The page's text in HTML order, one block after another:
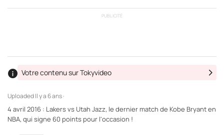
PUBLICITÉ
UploadedIl y a 6 ans ·
Votre contenu sur Tokyvideo
4 avril 2016 : Lakers vs Utah Jazz, le dernier match de Kobe Bryant en
NBA, qui signe 60 points pour l'occasion !